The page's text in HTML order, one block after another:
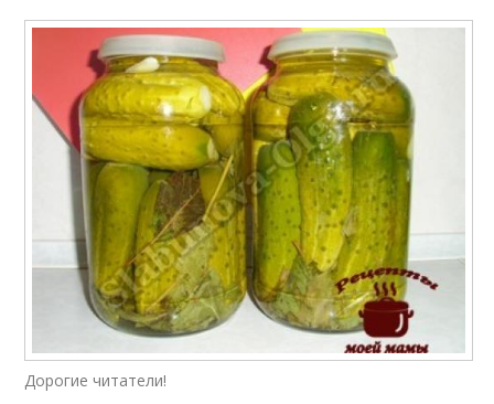
Дорогие читатели!